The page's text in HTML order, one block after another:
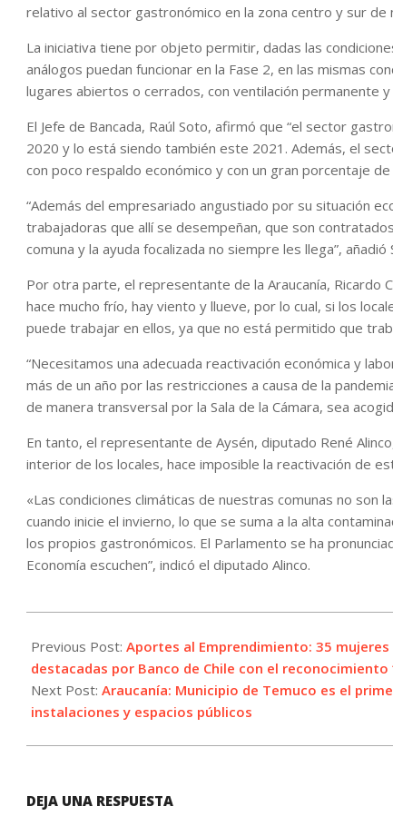
relativo al sector gastronómico en la zona centro y sur de
La iniciativa tiene por objeto permitir, dadas las
análogos puedan funcionar en la Fase 2, en las mismas
lugares abiertos o cerrados, con ventilación permanente y
El Jefe de Bancada, Raúl Soto, afirmó que “el sector
2020 y lo está siendo también este 2021. Además, el
con poco respaldo económico y con un gran porcentaje de
“Además del empresariado angustiado por su situación
trabajadoras que allí se desempeñan, que son
comuna y la ayuda focalizada no siempre les llega”,
Por otra parte, el representante de la Araucanía, Ricardo
hace mucho frío, hay viento y llueve, por lo cual, si los
puede trabajar en ellos, ya que no está permitido que
“Necesitamos una adecuada reactivación económica y
más de un año por las restricciones a causa de la
de manera transversal por la Sala de la Cámara, sea
En tanto, el representante de Aysén, diputado René
interior de los locales, hace imposible la reactivación de
«Las condiciones climáticas de nuestras comunas no
cuando inicie el invierno, lo que se suma a la alta
los propios gastronómicos. El Parlamento se ha
Economía escuchen”, indicó el diputado Alinco.
06-
18
Previous Post: Aportes al Emprendimiento: 35
destacadas por Banco de Chile con el reconocimiento
Next Post: Araucanía: Municipio de Temuco es el
instalaciones y espacios públicos
DEJA UNA RESPUESTA